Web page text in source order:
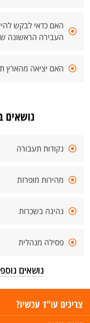
האם כדאי לבקש
העבירה הראשונה
האם יציאה מהארץ
נושאים
נקודות תעבורה
מהירות מופרזת
נהיגה בשכרות
פסילה מנהלית
נושאים
צריכים עו"ד עכשיו?